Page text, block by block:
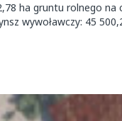
ha gruntu rolnego na
wywoławczy: 45